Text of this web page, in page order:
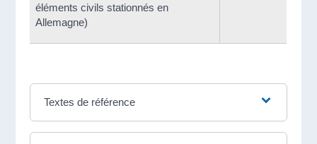
éléments civils stationnés en
Allemagne)
Textes de référence